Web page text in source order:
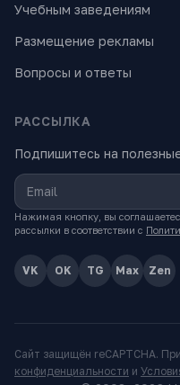
Учебным заведениям
Размещение рекламы
Вопросы и ответы
РАССЫЛКА
Подпишитесь на
Нажимая кнопку, вы
рассылки в соответствии с
VK OK TG Max Zen
Сайт защищён reCAPTCHA.
конфиденциальности и